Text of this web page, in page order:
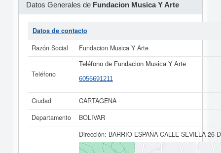
Datos Generales de Fundacion Musica Y Arte
Datos de contacto
Razón Social
Fundacion Musica Y Arte
Teléfono
Teléfono de Fundacion Musica Y Arte
6056691211
Ciudad
CARTAGENA
Departamento
BOLIVAR
Dirección: BARRIO ESPAÑA CALLE SEVILLA 26